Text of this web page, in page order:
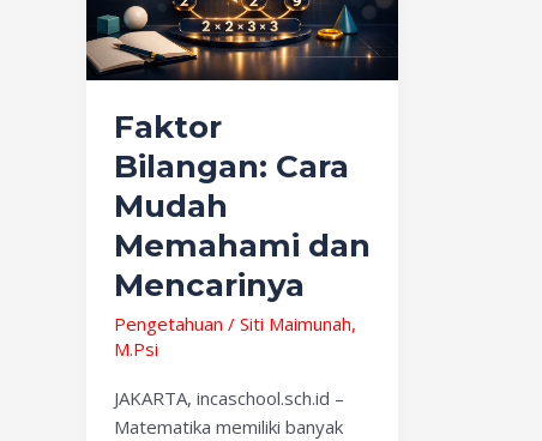
Faktor
Bilangan: Cara
Mudah
Memahami dan
Mencarinya
Pengetahuan / Siti Maimunah,
M.Psi
JAKARTA, incaschool.sch.id –
Matematika memiliki banyak
dan
Mencarinya